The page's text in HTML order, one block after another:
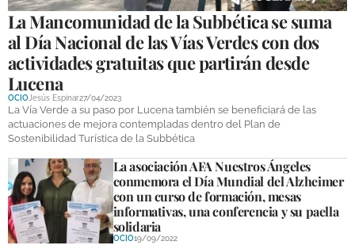
OCIO
COFRADÍAS
DEPORTES
COMPETICIONES
OPINIÓN
VENTANA CIUDADANA
La Mancomunidad de la Subbética se suma
al Día Nacional de las Vías Verdes con dos
actividades gratuitas que partirán desde
Lucena
OCIO Jesús Espinar27/04/2023
La Vía Verde a su paso por Lucena también se beneficiará de las
actuaciones de mejora contempladas dentro del Plan de
Sostenibilidad Turística de la Subbética
La asociación AFA Nuestros Ángeles
conmemora el Día Mundial del Alzheimer
con un curso de formación, mesas
informativas, una conferencia y su paella
solidaria
OCIO19/09/2022